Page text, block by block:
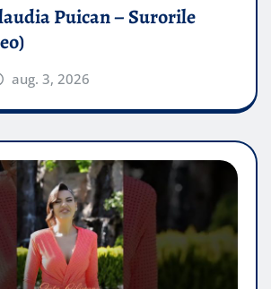
Puican – Surorile
aug. 3, 2026